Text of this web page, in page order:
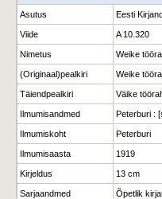
Asutus Eesti
Viide A 10.320
Nimetus Weike
(Originaal)pealkiri Weike
Täiendpealkiri Väike
Ilmumisandmed Peterburi :
Ilmumiskoht Peterburi
Ilmumisaasta 1919
Kirjeldus 13 cm
Sarjaandmed Õpetlik